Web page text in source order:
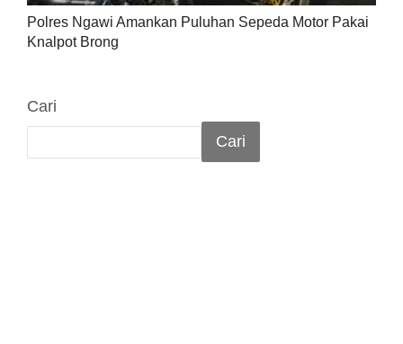
Polres Ngawi Amankan Puluhan Sepeda Motor Pakai
Knalpot Brong
Cari
Cari